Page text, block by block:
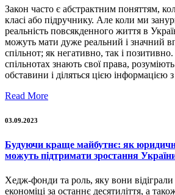
Закон часто є абстрактним поняттям,
класі або підручнику. Але коли ми
реальність повсякденного життя в
можуть мати дуже реальний і значний
спільнот; як негативно, так і
спільнотах знають свої права,
обставини і діляться цією інформацією
Read More
03.09.2023
Будуючи краще майбутнє: як
можуть підтримати зростання
Хедж-фонди та роль, яку вони відіграли
економіці за останнє десятиліття, а